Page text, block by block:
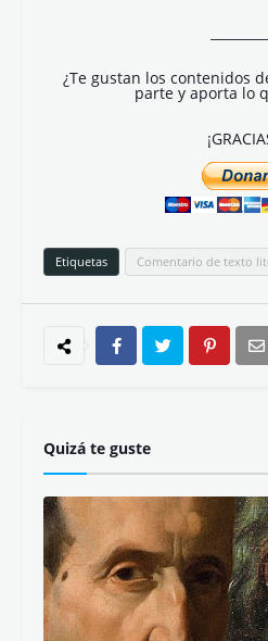
¿Te gustan los contenidos
parte y aporta lo
Etiquetas Comentario de texto
Quizá te guste